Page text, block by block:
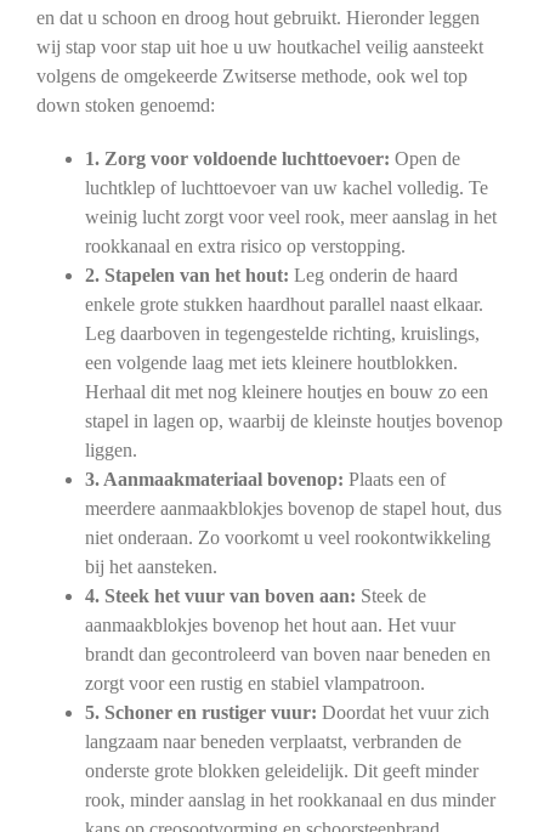
en dat u schoon en droog hout gebruikt. Hieronder leggen
wij stap voor stap uit hoe u uw houtkachel veilig aansteekt
volgens de omgekeerde Zwitserse methode, ook wel top
down stoken genoemd:
1. Zorg voor voldoende luchttoevoer: Open de
luchtklep of luchttoevoer van uw kachel volledig. Te
weinig lucht zorgt voor veel rook, meer aanslag in het
rookkanaal en extra risico op verstopping.
2. Stapelen van het hout: Leg onderin de haard
enkele grote stukken haardhout parallel naast elkaar.
Leg daarboven in tegengestelde richting, kruislings,
een volgende laag met iets kleinere houtblokken.
Herhaal dit met nog kleinere houtjes en bouw zo een
stapel in lagen op, waarbij de kleinste houtjes bovenop
liggen.
3. Aanmaakmateriaal bovenop: Plaats een of
meerdere aanmaakblokjes bovenop de stapel hout, dus
niet onderaan. Zo voorkomt u veel rookontwikkeling
bij het aansteken.
4. Steek het vuur van boven aan: Steek de
aanmaakblokjes bovenop het hout aan. Het vuur
brandt dan gecontroleerd van boven naar beneden en
zorgt voor een rustig en stabiel vlampatroon.
5. Schoner en rustiger vuur: Doordat het vuur zich
langzaam naar beneden verplaatst, verbranden de
onderste grote blokken geleidelijk. Dit geeft minder
rook, minder aanslag in het rookkanaal en dus minder